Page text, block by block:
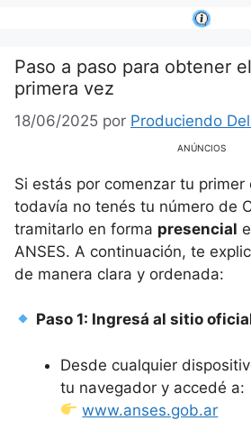
contenido
Paso a paso para obtener
primera vez
18/06/2025 por Produciendo
ANÚNCIOS
Si estás por comenzar tu primer
todavía no tenés tu número de
tramitarlo en forma presencial
ANSES. A continuación, te
de manera clara y ordenada:
Paso 1: Ingresá al sitio
Desde cualquier
tu navegador y accedé a:
www.anses.gob.ar